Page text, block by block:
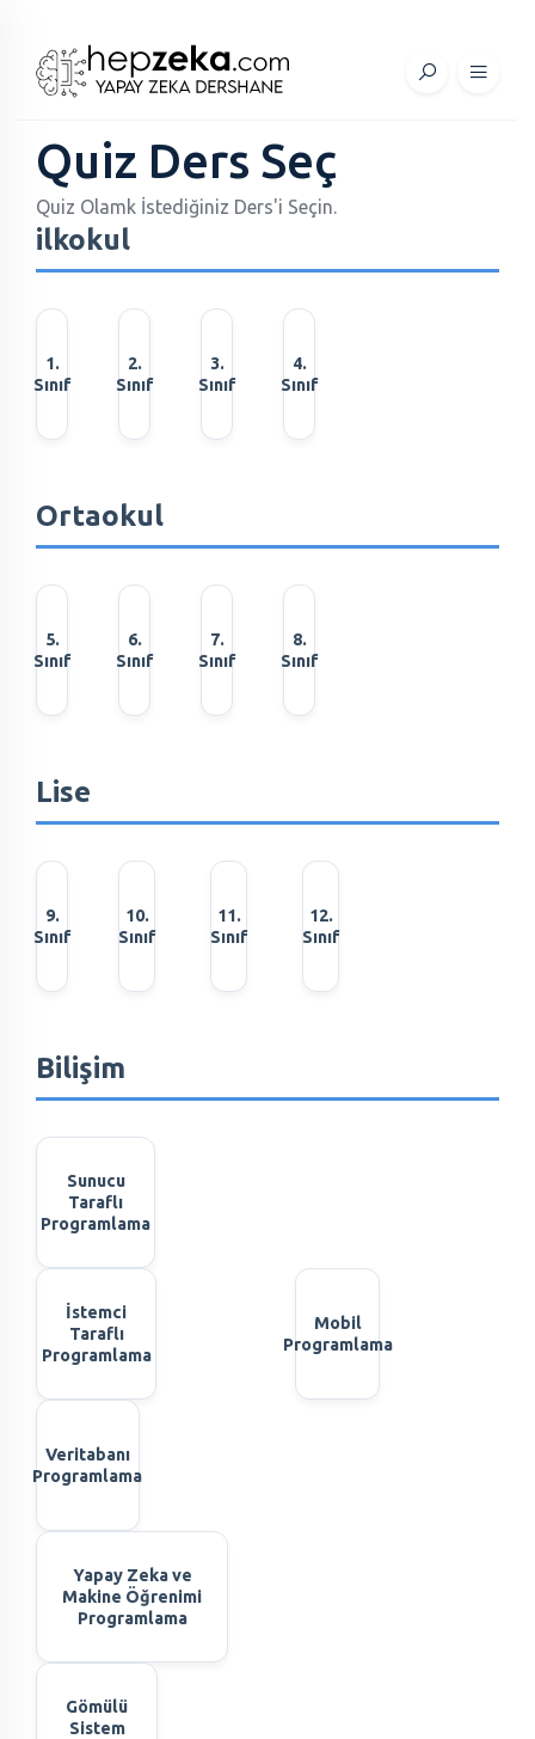
Quiz Ders Seç
Quiz Olamk İstediğiniz Ders'i Seçin.
ilkokul
1.
Sınıf
2.
Sınıf
3.
Sınıf
4.
Sınıf
Ortaokul
5.
Sınıf
6.
Sınıf
7.
Sınıf
8.
Sınıf
Lise
9.
Sınıf
10.
Sınıf
11.
Sınıf
12.
Sınıf
Bilişim
Sunucu
Taraflı
Programlama
İstemci
Taraflı
Programlama
Mobil
Programlama
Veritabanı
Programlama
Yapay Zeka ve
Makine Öğrenimi
Programlama
Gömülü
Sistem